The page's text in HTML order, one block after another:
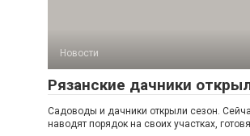
Новости
Рязанские дачники
Садоводы и дачники открыли сезон.
наводят порядок на своих участках,